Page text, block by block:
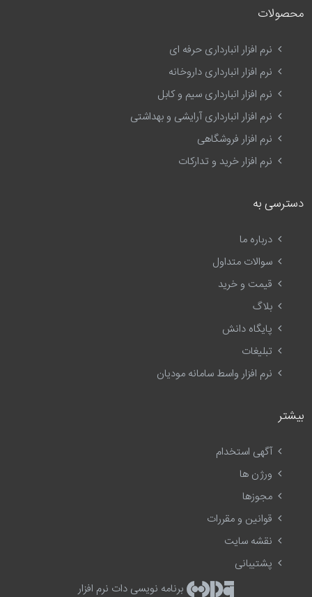
محصولات
نرم افزار انبارداری حرفه ای
نرم افزار انبارداری داروخانه
نرم افزار انبارداری سیم و کابل
نرم افزار انبارداری آرایشی و بهداشتی
نرم افزار فروشگاهی
نرم افزار خرید و تدارکات
دسترسی به
درباره ما
سوالات متداول
قیمت و خرید
بلاگ
پایگاه دانش
تبلیغات
نرم افزار واسط سامانه مودیان
بیشتر
آگهی استخدام
ورژن ها
مجوزها
قوانین و مقررات
نقشه سایت
پشتیبانی
برنامه نویسی دات نرم افزار